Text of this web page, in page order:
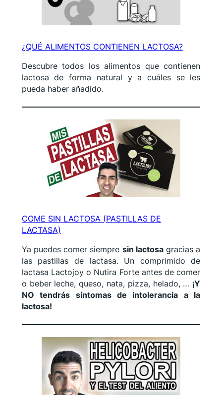
¿QUÉ ALIMENTOS CONTIENEN LACTOSA?
Descubre todos los alimentos que contienen
lactosa de forma natural y a cuáles se les
pueda haber añadido.
COME SIN LACTOSA (PASTILLAS DE
LACTASA)
Ya puedes comer siempre sin lactosagracias a
las pastillas de lactasa. Un comprimido de
lactasa Lactojoy o Nutira Forte antes de comer
o beber leche, queso, nata, pizza, helado, … ¡Y
NO tendrás síntomas de intolerancia a la
lactosa!